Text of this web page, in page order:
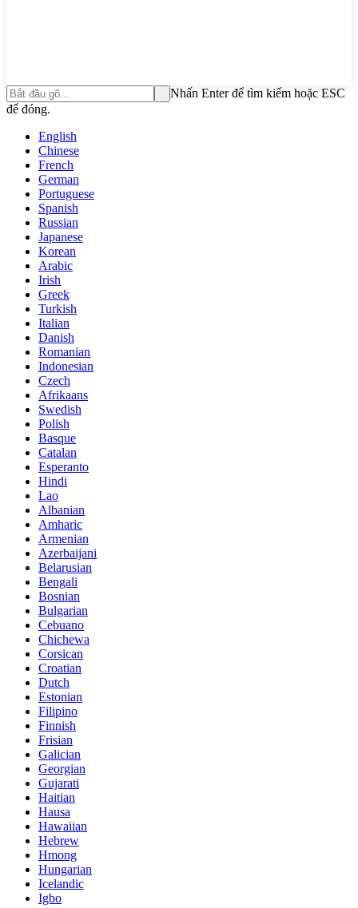
Nhấn Enter để tìm kiếm hoặc ESC
để đóng.
English
Chinese
French
German
Portuguese
Spanish
Russian
Japanese
Korean
Arabic
Irish
Greek
Turkish
Italian
Danish
Romanian
Indonesian
Czech
Afrikaans
Swedish
Polish
Basque
Catalan
Esperanto
Hindi
Lao
Albanian
Amharic
Armenian
Azerbaijani
Belarusian
Bengali
Bosnian
Bulgarian
Cebuano
Chichewa
Corsican
Croatian
Dutch
Estonian
Filipino
Finnish
Frisian
Galician
Georgian
Gujarati
Haitian
Hausa
Hawaiian
Hebrew
Hmong
Hungarian
Icelandic
Igbo